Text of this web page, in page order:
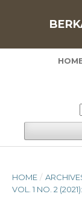
HOME /
VOL. 1 NO. 2